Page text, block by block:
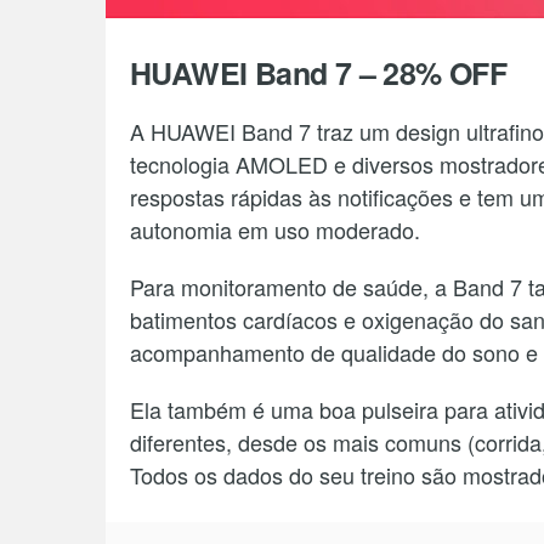
HUAWEI Band 7 – 28% OFF
A HUAWEI Band 7 traz um design
tecnologia AMOLED e diversos
respostas rápidas às notificações e tem
autonomia em uso moderado.
Para monitoramento de saúde, a Band 7
batimentos cardíacos e oxigenação do
acompanhamento de qualidade do sono
Ela também é uma boa pulseira para
diferentes, desde os mais comuns
Todos os dados do seu treino são